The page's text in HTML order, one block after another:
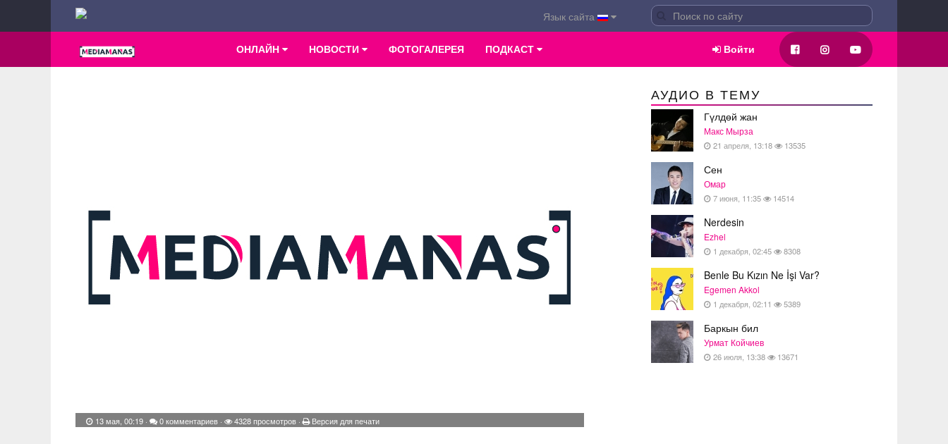
Язык сайта
ОНЛАЙН НОВОСТИ ФОТОГАЛЕРЕЯ ПОДКАСТ Войти
13 мая, 00:19 · 0 комментариев · 4328 просмотров · Версия для печати
АУДИО В ТЕМУ
Гүлдөй жан
Макс Мырза
21 апреля, 13:18 13535
Сен
Омар
7 июня, 11:35 14514
Nerdesin
Ezhel
1 декабря, 02:45 8308
Benle Bu Kızın Ne İşi Var?
Egemen Akkol
1 декабря, 02:11 5389
Баркын бил
Урмат Койчиев
26 июля, 13:38 13671